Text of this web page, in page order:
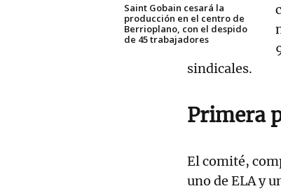
Saint Gobain cesará la
producción en el centro de
Berrioplano, con el despido
de 45 trabajadores
sindicales.
Primera
El comité,
uno de ELA y